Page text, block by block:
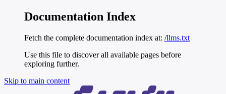
Documentation Index
Fetch the complete documentation index at: /llms.txt
Use this file to discover all available pages before
exploring further.
Skip to main content